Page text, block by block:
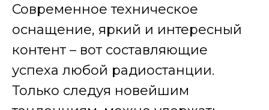
Современное техническое
оснащение, яркий и интересный
контент – вот составляющие
успеха любой радиостанции.
Только следуя новейшим